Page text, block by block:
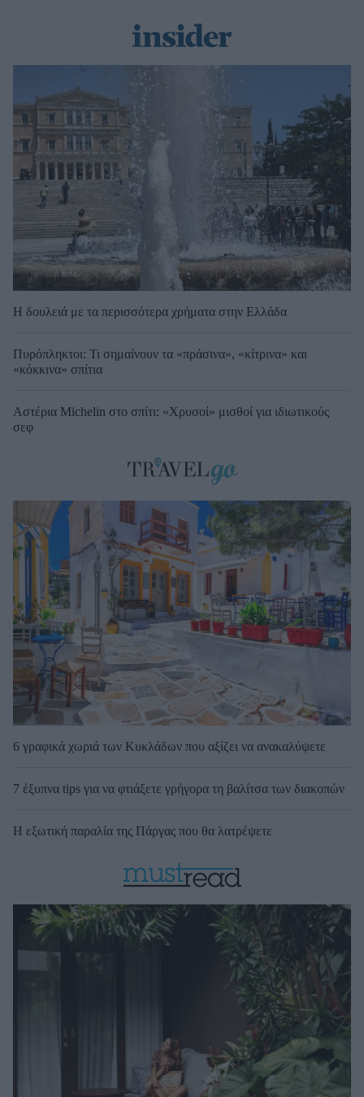
Η δουλειά με τα περισσότερα χρήματα στην Ελλάδα
Πυρόπληκτοι: Τι σημαίνουν τα «πράσινα», «κίτρινα» και
«κόκκινα» σπίτια
Αστέρια Michelin στο σπίτι: «Χρυσοί» μισθοί για ιδιωτικούς
σεφ
6 γραφικά χωριά των Κυκλάδων που αξίζει να ανακαλύψετε
7 έξυπνα tips για να φτιάξετε γρήγορα τη βαλίτσα των διακοπών
Η εξωτική παραλία της Πάργας που θα λατρέψετε